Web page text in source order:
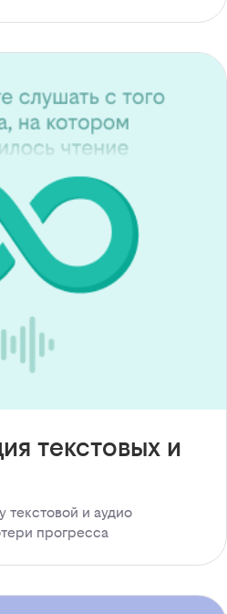
текстовых и
текстовой и аудио
прогресса